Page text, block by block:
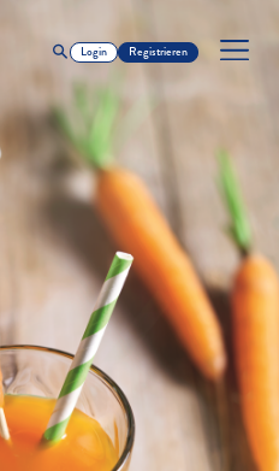
Login Registrieren